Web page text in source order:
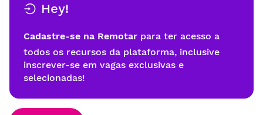
Hey!
Cadastre-se na Remotar para ter acesso a
todos os recursos da plataforma, inclusive
inscrever-se em vagas exclusivas e
selecionadas!